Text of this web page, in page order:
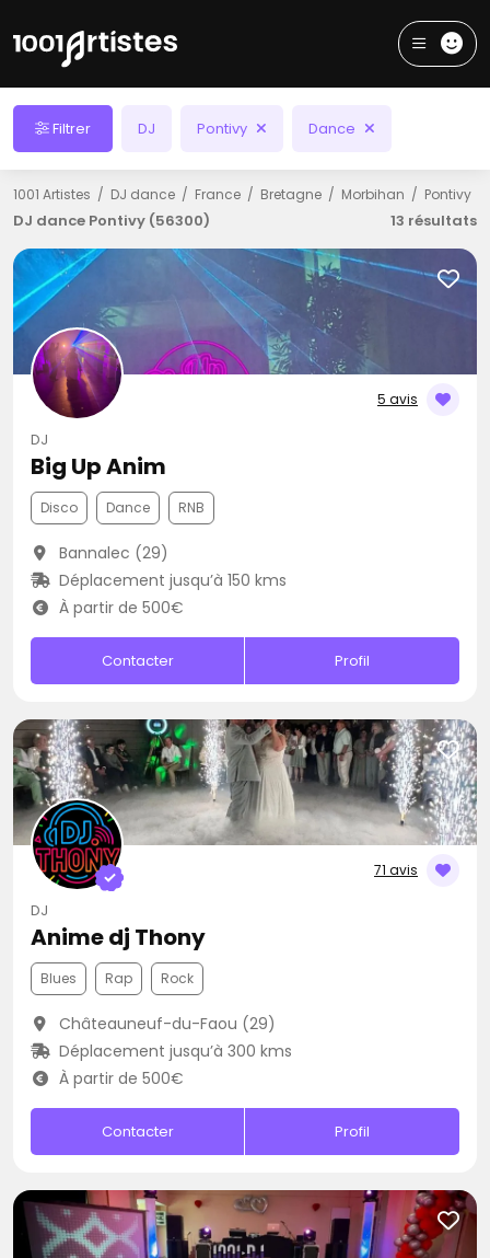
Filtrer DJ Pontivy Dance
1001 Artistes DJ dance France Bretagne Morbihan Pontivy
DJ dance Pontivy (56300) 13 résultats
5 avis
DJ
Big Up Anim
Disco Dance RNB
Bannalec (29)
Déplacement jusqu’à 150 kms
À partir de 500€
Contacter Profil
71 avis
DJ
Anime dj Thony
Blues Rap Rock
Châteauneuf-du-Faou (29)
Déplacement jusqu’à 300 kms
À partir de 500€
Contacter Profil